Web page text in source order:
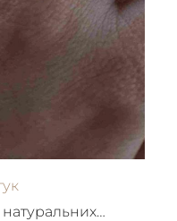
натуральних